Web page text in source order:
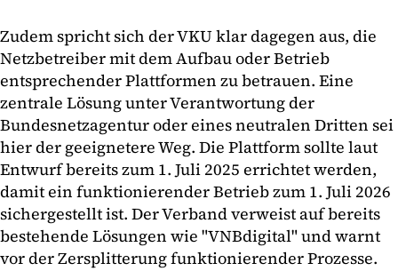
Zudem spricht sich der VKU klar dagegen aus, die
Netzbetreiber mit dem Aufbau oder Betrieb
entsprechender Plattformen zu betrauen. Eine
zentrale Lösung unter Verantwortung der
Bundesnetzagentur oder eines neutralen Dritten sei
hier der geeignetere Weg. Die Plattform sollte laut
Entwurf bereits zum 1. Juli 2025 errichtet werden,
damit ein funktionierender Betrieb zum 1. Juli 2026
sichergestellt ist. Der Verband verweist auf bereits
bestehende Lösungen wie "VNBdigital" und warnt
vor der Zersplitterung funktionierender Prozesse.